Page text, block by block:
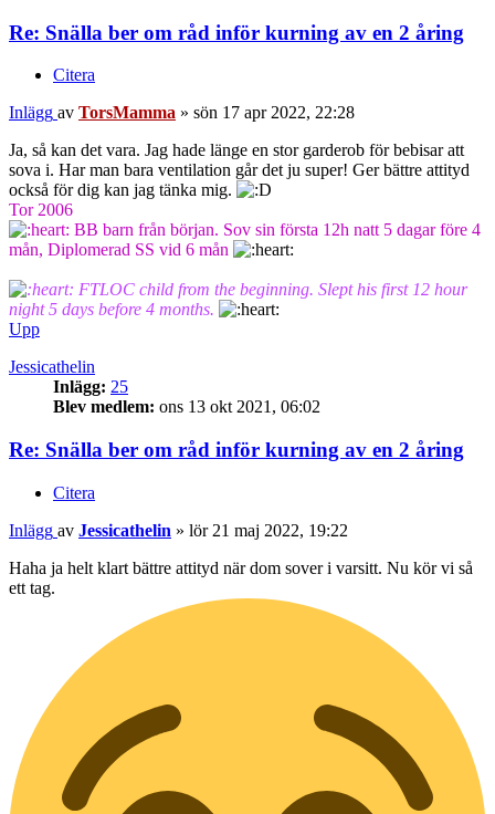
Re: Snälla ber om råd inför kurning av en 2 åring
Citera
Inlägg av TorsMamma » sön 17 apr 2022, 22:28
Ja, så kan det vara. Jag hade länge en stor garderob för bebisar att
sova i. Har man bara ventilation går det ju super! Ger bättre attityd
också för dig kan jag tänka mig.
Tor 2006
BB barn från början. Sov sin första 12h natt 5 dagar före 4
mån, Diplomerad SS vid 6 mån
FTLOC child from the beginning. Slept his first 12 hour
night 5 days before 4 months.
Upp
Jessicathelin
Inlägg: 25
Blev medlem: ons 13 okt 2021, 06:02
Re: Snälla ber om råd inför kurning av en 2 åring
Citera
Inlägg av Jessicathelin » lör 21 maj 2022, 19:22
Haha ja helt klart bättre attityd när dom sover i varsitt. Nu kör vi så
ett tag.